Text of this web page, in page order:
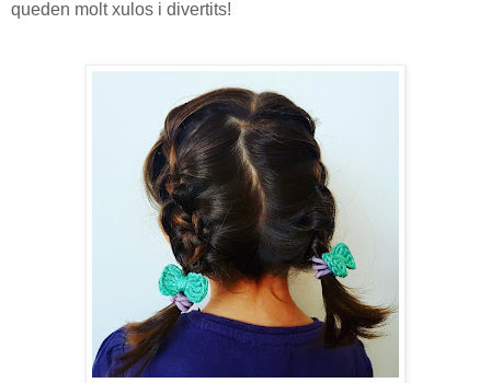
queden molt xulos i divertits!